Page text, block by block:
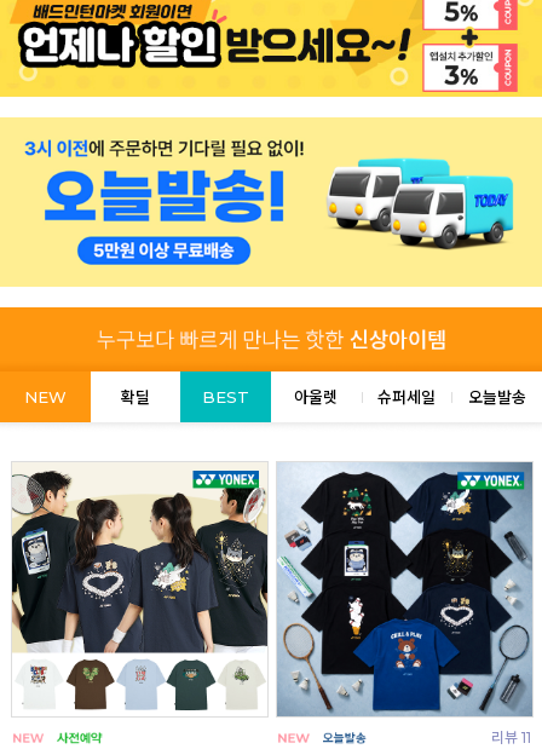
NEW 확딜 BEST 아울렛 슈퍼세일 오늘발송
리뷰 11